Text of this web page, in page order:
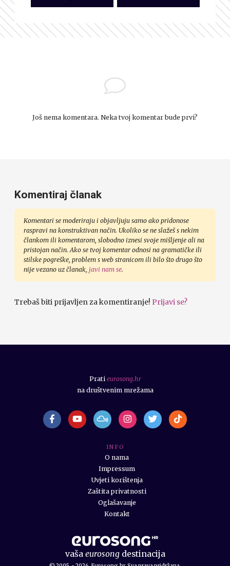
Još nema komentara. Neka tvoj komentar bude prvi?
Komentiraj članak
Komentari se moderiraju i objavljuju samo ako pridonose
raspravi na konstruktivan način. Ukoliko se ne slažeš s nekim
člankom ili komentarom, slobodno iznesi svoje mišljenje ali na
pristojan način. Ako se tvoj komentar odnosi na gramatičke ili
stilske pogreške, problem s web stranicom ili bilo što drugo što
nije vezano uz članak, javi nam se.
Trebaš biti prijavljen za komentiranje! Prijavi se?
vaša eurosongdestinacija
I N F O
O nama
Impressum
Uvjeti korištenja
Zaštita privatnosti
Oglašavanje
Kontakt
Prati eurosong.hr
na društvenim mrežama